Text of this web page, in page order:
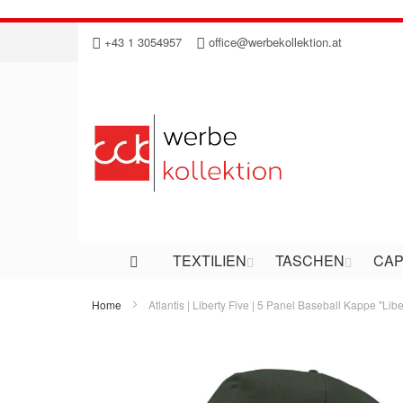
Direkt
Inhalt
+43 1 3054957 office@werbekollektion.at
TEXTILIEN TASCHEN
Home Atlantis | Liberty Five | 5 Panel Baseball Kappe